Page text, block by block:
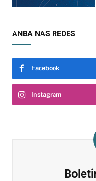
ANBA NAS REDES
Facebook
Instagram